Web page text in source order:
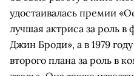
удостаивалась премии
лучшая актриса за роль
Джин Броди», а в 1979
второго плана за роль в